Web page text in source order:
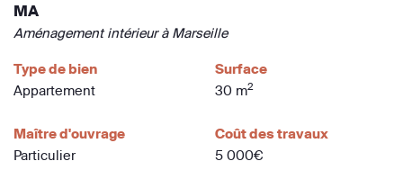
MA
Aménagement intérieur à Marseille
Type de bien
Appartement
Surface
30 m2
Maître d'ouvrage
Particulier
Coût des travaux
5 000€